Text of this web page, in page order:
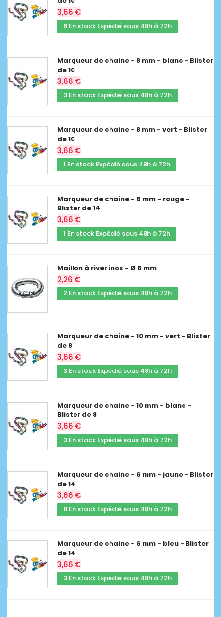
3,66 €
6 En stock Expédié sous 48h à 72h
Marqueur de chaine - 8 mm - blanc - Blister
de 10
3,66 €
3 En stock Expédié sous 48h à 72h
Marqueur de chaine - 8 mm - vert - Blister
de 10
3,66 €
1 En stock Expédié sous 48h à 72h
Marqueur de chaine - 6 mm - rouge -
Blister de 14
3,66 €
1 En stock Expédié sous 48h à 72h
Maillon à river inox - Ø 6 mm
2,26 €
2 En stock Expédié sous 48h à 72h
Marqueur de chaine - 10 mm - vert - Blister
de 8
3,66 €
3 En stock Expédié sous 48h à 72h
Marqueur de chaine - 10 mm - blanc -
Blister de 8
3,66 €
3 En stock Expédié sous 48h à 72h
Marqueur de chaine - 6 mm - jaune - Blister
de 14
3,66 €
8 En stock Expédié sous 48h à 72h
Marqueur de chaine - 6 mm - bleu - Blister
de 14
3,66 €
3 En stock Expédié sous 48h à 72h